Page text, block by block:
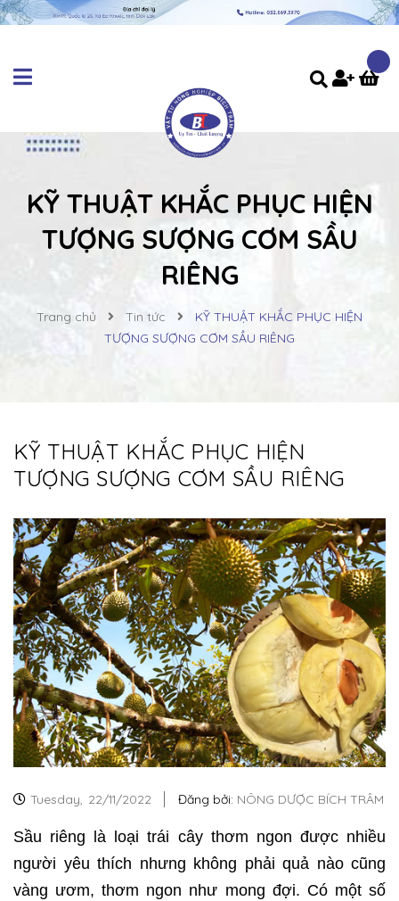
KỸ THUẬT KHẮC PHỤC HIỆN
TƯỢNG SƯỢNG CƠM SẦU
RIÊNG
Trang chủ Tin tức
KỸ THUẬT KHẮC PHỤC HIỆN
TƯỢNG SƯỢNG CƠM SẦU RIÊNG
KỸ THUẬT KHẮC PHỤC HIỆN
TƯỢNG SƯỢNG CƠM SẦU RIÊNG
Tuesday, 22/11/2022 Đăng bởi: NÔNG DƯỢC BÍCH TRÂM
Sầu riêng là loại trái cây thơm ngon được nhiều
người yêu thích nhưng không phải quả nào cũng
vàng ươm, thơm ngon như mong đợi. Có một số